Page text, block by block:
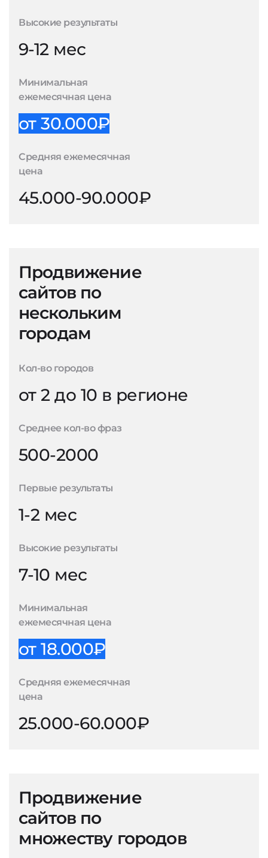
Высокие результаты
9-12 мес
Минимальная
ежемесячная цена
от 30.000₽
Средняя ежемесячная
цена
45.000-90.000₽
Продвижение
сайтов по
нескольким
городам
Кол-во городов
от 2 до 10 в регионе
Среднее кол-во фраз
500-2000
Первые результаты
1-2 мес
Высокие результаты
7-10 мес
Минимальная
ежемесячная цена
от 18.000₽
Средняя ежемесячная
цена
25.000-60.000₽
Продвижение
сайтов по
множеству городов